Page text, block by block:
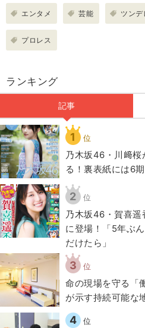
エンタメ 芸能 ツンデ
プロレス
ランキング
記事
1 位
乃木坂46・川﨑桜
る！裏表紙には6
2 位
乃木坂46・賀喜遥
に登場！「5年ぶ
だけたら」
3 位
命の現場を守る「
が示す持続可能な
4 位